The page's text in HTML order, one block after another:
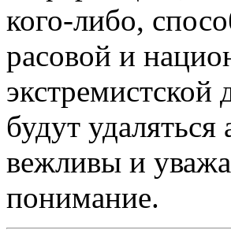
кого-либо,
расовой и
будут
вежливы и
понимание.